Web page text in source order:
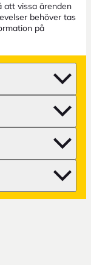
att vissa ärenden
behöver tas
på